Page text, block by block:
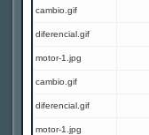
cambio.gif
diferencial.gif
motor-1.jpg
cambio.gif
diferencial.gif
motor-1.jpg